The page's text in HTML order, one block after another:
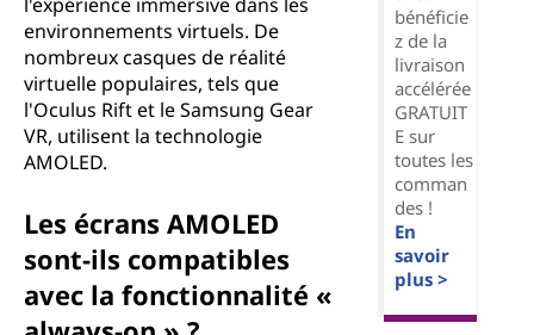
environnements virtuels. De
nombreux casques de réalité
virtuelle populaires, tels que
l'Oculus Rift et le Samsung Gear
VR, utilisent la technologie
AMOLED.
Les écrans AMOLED
sont-ils compatibles
avec la fonctionnalité «
bénéficie
z de la
livraison
accélérée
GRATUIT
E sur
toutes les
comman
des !
En
savoir
plus >